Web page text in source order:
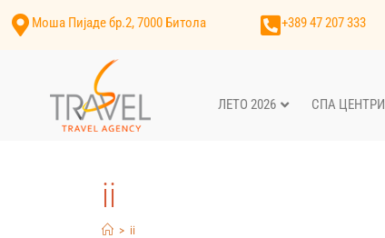
Моша Пијаде бр.2, 7000 Битола +389 47 207 333
ЛЕТО 2026 СПА ЦЕНТРИ
ii
> ii